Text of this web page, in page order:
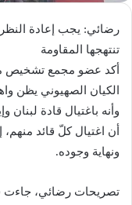
رضائي: يجب إعادة
تنتهجها المقاومة
أكد عضو مجمع تشخيص
الكيان الصهيوني يظن
وأنه باغتيال قادة
أن اغتيال كلّ قائد
ونهاية وجوده.
تصريحات رضائي، جاءت